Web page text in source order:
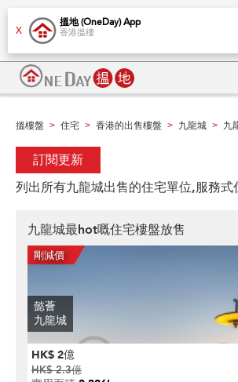
X
搵地 (OneDay) App
香港搵樓
搵樓盤 > 住宅 > 香港的出售樓盤 > 九龍城 > 九
訂閱更新
列出所有九龍城出售的住宅單位,服務
九龍城最hot嘅住宅樓盤放售
懿薈
九龍城
HK$ 2億
HK$ 2.3億